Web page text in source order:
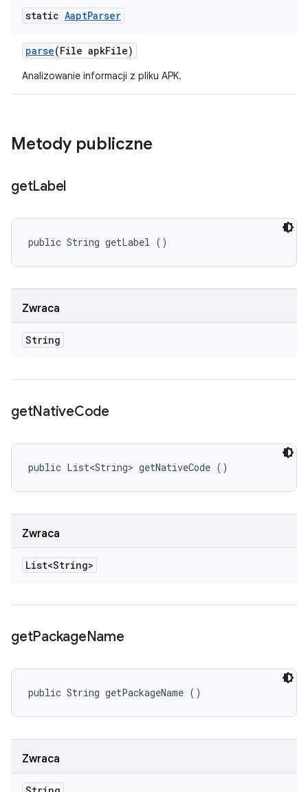
static AaptParser
parse(File apkFile)
Analizowanie informacji z pliku APK.
Metody publiczne
getLabel
public String getLabel ()
Zwraca
String
getNativeCode
public List<String> getNativeCode ()
Zwraca
List<String>
getPackageName
public String getPackageName ()
Zwraca